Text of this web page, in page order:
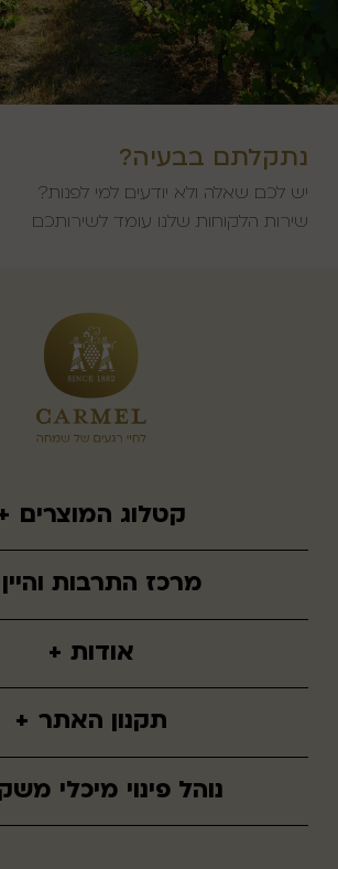
נתקלתם בבעיה?
יש לכם שאלה ולא יודעים למי לפנות?
שירות הלקוחות שלנו עומד לשירותכם
קטלוג המוצרים
תירוש כרמל
יינות כרמל
מרכז התרבות והיין
אודות +
חדשות ועדכונים
תעודות
תקנון האתר +
נוהל פינוי מיכלי